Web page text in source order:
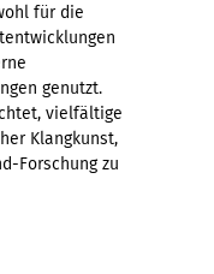
für die
genutzt.
vielfältige
Klangkunst,
Forschung zu